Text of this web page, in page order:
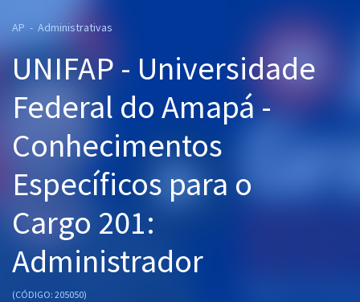
Cursos 20% OFF
Pós
Graduação
OAB
Questões grátis
AP - Administrativas
UNIFAP - Universidade
Federal do Amapá -
Conhecimentos
Específicos para o
Cargo 201:
Administrador
(CÓDIGO: 205050)